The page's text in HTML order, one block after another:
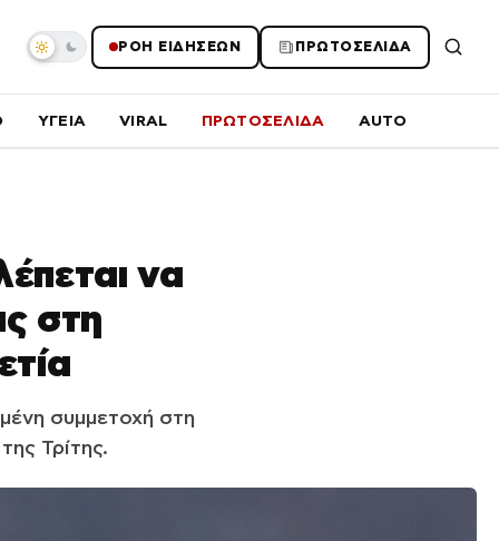
ΡΟΗ ΕΙΔΗΣΕΩΝ ΠΡΩΤΟΣΕΛΙΔΑ
ΥΓΕΙΑ VIRAL ΠΡΩΤΟΣΕΛΙΔΑ AUTO
να
στη
συμμετοχή στη
Τρίτης.